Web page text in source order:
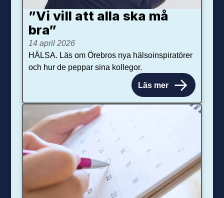
”Vi vill att alla ska må
bra”
14 april 2026
HÄLSA. Läs om Örebros nya hälsoinspiratörer
och hur de peppar sina kollegor.
Läs mer